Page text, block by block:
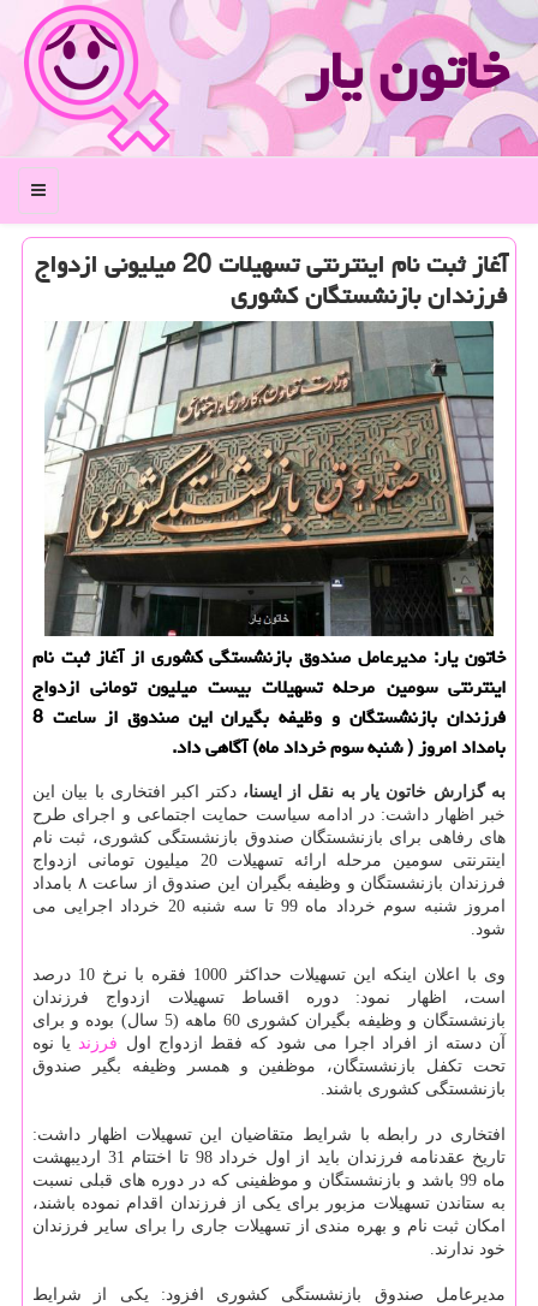
خاتون یار
منو
آغاز ثبت نام اینترنتی تسهیلات 20 میلیونی ازدواج
فرزندان بازنشستگان كشوری
خاتون یار: مدیرعامل صندوق بازنشستگی كشوری از آغاز ثبت نام
اینترنتی سومین مرحله تسهیلات بیست میلیون تومانی ازدواج
فرزندان بازنشستگان و وظیفه بگیران این صندوق از ساعت 8
بامداد امروز ( شنبه سوم خرداد ماه) آگاهی داد.
به گزارش خاتون یار به نقل از ایسنا،دکتر اکبر افتخاری با بیان این
خبر اظهار داشت: در ادامه سیاست حمایت اجتماعی و اجرای طرح
های رفاهی برای بازنشستگان صندوق بازنشستگی کشوری، ثبت نام
اینترنتی سومین مرحله ارائه تسهیلات 20 میلیون تومانی ازدواج
فرزندان بازنشستگان و وظیفه بگیران این صندوق از ساعت ۸ بامداد
امروز شنبه سوم خرداد ماه 99 تا سه شنبه 20 خرداد اجرایی می
شود.
وی با اعلان اینکه این تسهیلات حداکثر 1000 فقره با نرخ 10 درصد
است، اظهار نمود: دوره اقساط تسهیلات ازدواج فرزندان
بازنشستگان و وظیفه بگیران کشوری 60 ماهه (5 سال) بوده و برای
آن دسته از افراد اجرا می شود که فقط ازدواج اول فرزندیا نوه
تحت تکفل بازنشستگان، موظفین و همسر وظیفه بگیر صندوق
بازنشستگی کشوری باشند.
افتخاری در رابطه با شرایط متقاضیان این تسهیلات اظهار داشت:
تاریخ عقدنامه فرزندان باید از اول خرداد 98 تا اختتام 31 اردیبهشت
ماه 99 باشد و بازنشستگان و موظفینی که در دوره های قبلی نسبت
به ستاندن تسهیلات مزبور برای یکی از فرزندان اقدام نموده باشند،
امکان ثبت نام و بهره مندی از تسهیلات جاری را برای سایر فرزندان
خود ندارند.
مدیرعامل صندوق بازنشستگی کشوری افزود: یکی از شرایط